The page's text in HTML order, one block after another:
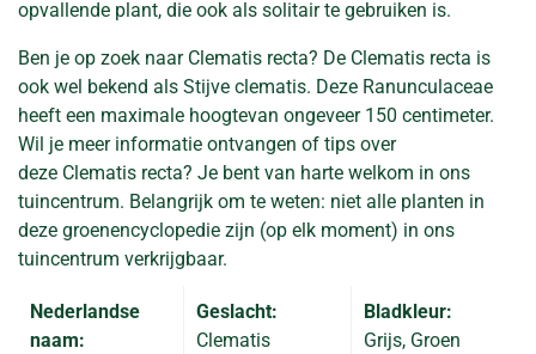
opvallende plant, die ook als solitair te gebruiken is.
Ben je op zoek naar Clematis recta? De Clematis recta is
ook wel bekend als Stijve clematis. Deze Ranunculaceae
heeft een maximale hoogtevan ongeveer 150 centimeter.
Wil je meer informatie ontvangen of tips over
deze Clematis recta? Je bent van harte welkom in ons
tuincentrum. Belangrijk om te weten: niet alle planten in
deze groenencyclopedie zijn (op elk moment) in ons
tuincentrum verkrijgbaar.
Nederlandse
naam:
Geslacht:
Clematis
Bladkleur:
Grijs, Groen